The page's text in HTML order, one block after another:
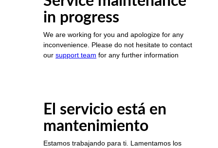
in progress
We are working for you and apologize for any
inconvenience. Please do not hesitate to contact
our support team for any further information
El servicio está en
mantenimiento
Estamos trabajando para ti. Lamentamos los